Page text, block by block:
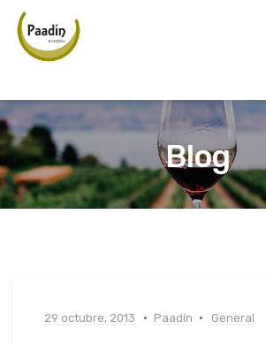
Blog
29 octubre, 2013 Paadín General